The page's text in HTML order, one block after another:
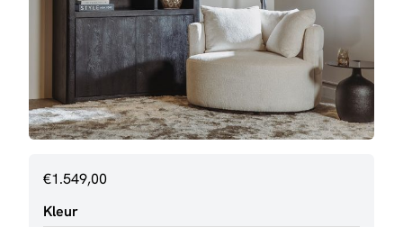
€1.549,00
Kleur